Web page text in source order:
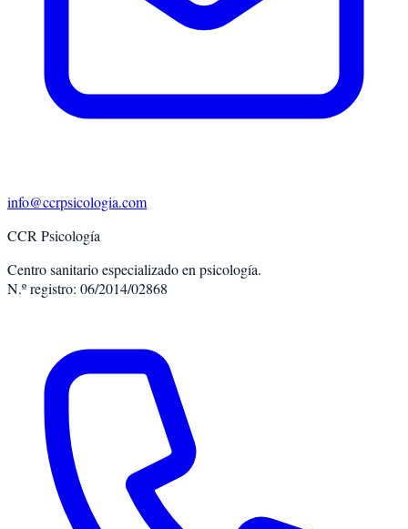
info@ccrpsicologia.com
CCR Psicología
Centro sanitario especializado en psicología.
N.º registro: 06/2014/02868